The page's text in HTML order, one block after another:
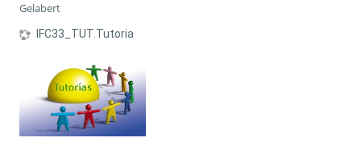
Gelabert
IFC33_TUT.Tutoria